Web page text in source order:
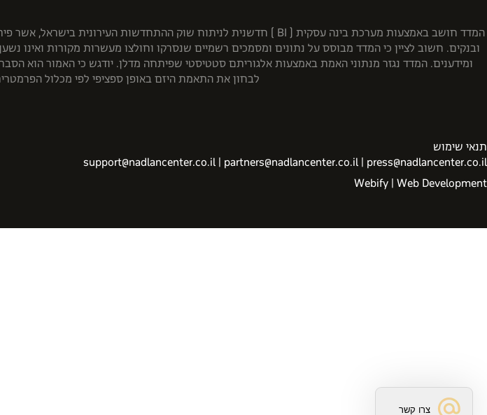
ובנקים. חשוב לציין כי המדד מבוסס על נתונים ומסמכים רשמיים שנסרקו וחולצו מעשרות מקורות ואינו
ומידענים. המדד נגזר מנתוני האמת באמצעות אלגוריתם סטטיסטי שפיתחה מדלן. יודגש כי האמור הוא
לבחון את התאמת היזם באופן ספציפי לפי מכלול
תנאי שימוש
support@nadlancenter.co.il
partners@nadlancenter.co.il
press@nadlancenter.co.il
Webify | Web Development
צרו קשר